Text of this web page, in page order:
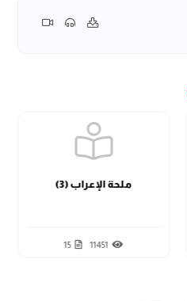
ملحة الإعراب (3)
11451
15